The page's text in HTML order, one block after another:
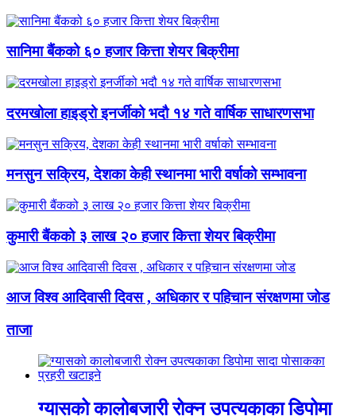
सानिमा बैंकको ६० हजार कित्ता शेयर बिक्रीमा
दरमखोला हाइड्रो इनर्जीको भदौ १४ गते वार्षिक साधारणसभा
मनसुन सक्रिय, देशका केही स्थानमा भारी वर्षाको सम्भावना
कुमारी बैंकको ३ लाख २० हजार कित्ता शेयर बिक्रीमा
आज विश्व आदिवासी दिवस , अधिकार र पहिचान संरक्षणमा जोड
ताजा
ग्यासको कालोबजारी रोक्न उपत्यकाका डिपोमा